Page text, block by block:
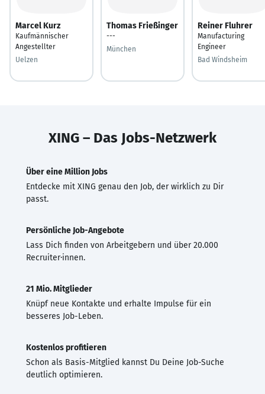
Marcel Kurz
Kaufmännischer
Angestellter
Uelzen
Thomas Frießinger
---
München
Reiner Fluhrer
Manufacturing
Engineer
Bad Windsheim
XING – Das Jobs-Netzwerk
Über eine Million Jobs
Entdecke mit XING genau den Job, der wirklich zu Dir
passt.
Persönliche Job-Angebote
Lass Dich finden von Arbeitgebern und über 20.000
Recruiter·innen.
21 Mio. Mitglieder
Knüpf neue Kontakte und erhalte Impulse für ein
besseres Job-Leben.
Kostenlos profitieren
Schon als Basis-Mitglied kannst Du Deine Job-Suche
deutlich optimieren.